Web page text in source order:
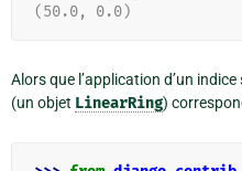
(50.0, 0.0)
Alors que l’application d’un indice
(un objet LinearRing)